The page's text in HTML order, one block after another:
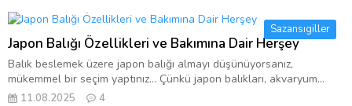
Sazansıgiller
Japon Balığı Özellikleri ve Bakımına Dair Herşey
Balık beslemek üzere japon balığı almayı düşünüyorsanız,
mükemmel bir seçim yaptınız… Çünkü japon balıkları, akvaryum...
11.08.2025 4